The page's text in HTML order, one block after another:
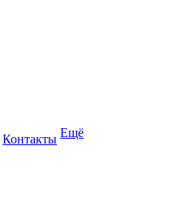
Контакты Ещё